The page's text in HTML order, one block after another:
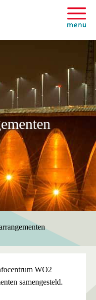
WO2
samengesteld.